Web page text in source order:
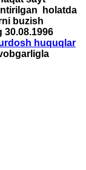
holatda
buzish
huquqlar